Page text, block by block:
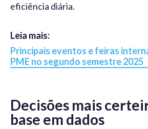
eficiência diária.
Leia mais:
Principais eventos e feiras
PME no segundo semestre 2025
Decisões mais
base em dados